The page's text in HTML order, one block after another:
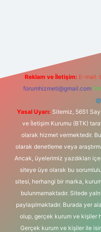
Reklam ve İletişim: E-mail:
forumhizmeti@gmail.com
Yasal Uyarı: Sitemiz, 5651
ve İletişim Kurumu (BTK)
olarak hizmet vermektedir.
olarak denetleme veya
Ancak, üyelerimiz yazdıkları
siteye üye olarak bu
sitesi, herhangi bir marka,
bulunmamaktadır. Sitede
paylaşılmaktadır. Burada yer
olup, gerçek kurum ve kişiler
Gerçek kurum ve kişiler ile